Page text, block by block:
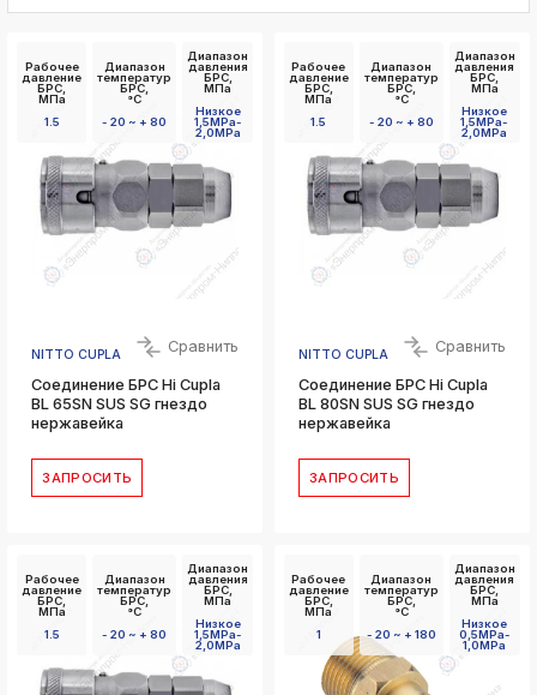
Рабочее
давление
БРС,
МПа
1.5
Диапазон
температур
БРС,
°C
- 20 ~ + 80
Диапазон
давления
БРС,
МПа
Низкое
1,5MPa-
2,0MPa
NITTO CUPLA Сравнить
Соединение БРС Hi Cupla
BL 65SN SUS SG гнездо
нержавейка
ЗАПРОСИТЬ
Рабочее
давление
БРС,
МПа
1.5
Диапазон
температур
БРС,
°C
- 20 ~ + 80
Диапазон
давления
БРС,
МПа
Низкое
1,5MPa-
2,0MPa
NITTO CUPLA Сравнить
Соединение БРС Hi Cupla
BL 80SN SUS SG гнездо
нержавейка
ЗАПРОСИТЬ
Рабочее
давление
БРС,
МПа
1.5
Диапазон
температур
БРС,
°C
- 20 ~ + 80
Диапазон
давления
БРС,
МПа
Низкое
1,5MPa-
2,0MPa
Рабочее
давление
БРС,
МПа
1
Диапазон
температур
БРС,
°C
- 20 ~ + 180
Диапазон
давления
БРС,
МПа
Низкое
0,5MPa-
1,0MPa